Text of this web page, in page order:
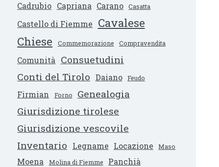
Cadrubio Capriana Carano Casatta
Castello di Fiemme
Cavalese
Chiese
Commemorazione Compravendita
Comunità
Consuetudini
Conti del Tirolo Daiano Feudo
Firmian Forno
Genealogia
Giurisdizione tirolese
Giurisdizione vescovile
Inventario
Legname Locazione Maso
Moena Molina di Fiemme Panchià